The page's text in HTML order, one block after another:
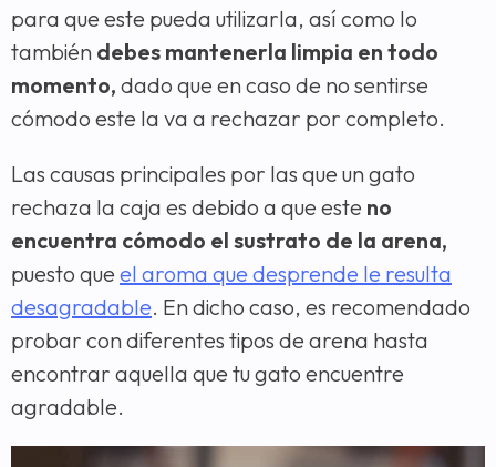
para que este pueda utilizarla, así como lo
también debes mantenerla limpia en todo
momento, dado que en caso de no sentirse
cómodo este la va a rechazar por completo.
Las causas principales por las que un gato
rechaza la caja es debido a que este no
encuentra cómodo el sustrato de la arena,
puesto que el aroma que desprende le resulta
desagradable. En dicho caso, es recomendado
probar con diferentes tipos de arena hasta
encontrar aquella que tu gato encuentre
agradable.